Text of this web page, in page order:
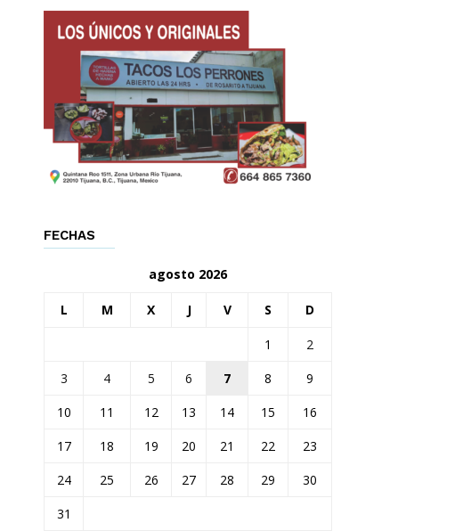
FECHAS
agosto 2026
L M X J V S D
1
2
3
4 5 6 7 8
9
10
11 12 13 14 15
16
17
18 19 20 21 22
23
24
25 26 27 28 29
30
31